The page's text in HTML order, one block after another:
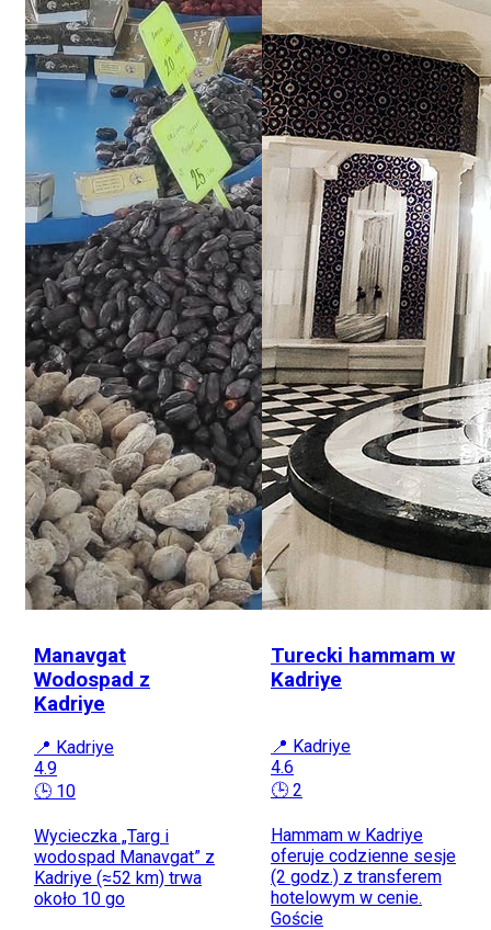
Manavgat
Wodospad z
Kadriye
📍 Kadriye
4.9
🕒 10
Wycieczka „Targ i
wodospad Manavgat” z
Kadriye (≈52 km) trwa
około 10 go
Turecki hammam w
Kadriye
📍 Kadriye
4.6
🕒 2
Hammam w Kadriye
oferuje codzienne sesje
(2 godz.) z transferem
hotelowym w cenie.
Goście